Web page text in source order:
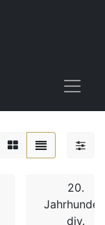
20.
div.